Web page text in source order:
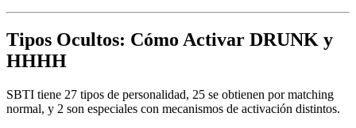
Tipos Ocultos: Cómo Activar DRUNK y
HHHH
SBTI tiene 27 tipos de personalidad, 25 se obtienen por matching
normal, y 2 son especiales con mecanismos de activación distintos.